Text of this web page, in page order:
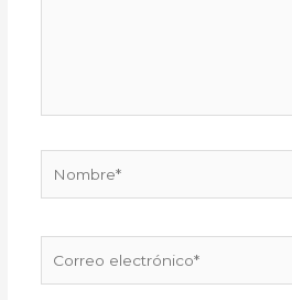
electrónico*